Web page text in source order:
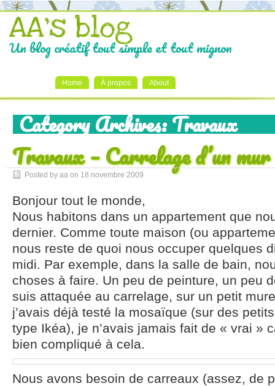
AA's blog
Un blog créatif tout simple et tout mignon
Home À propos About
Category Archives:Travaux
Travaux – Carrelage d’un mur
Posted by aa on 18 novembre 2009
Bonjour tout le monde,
Nous habitons dans un appartement que
dernier. Comme toute maison (ou
nous reste de quoi nous occuper quelques
midi. Par exemple, dans la salle de bain,
choses à faire. Un peu de peinture, un peu
suis attaquée au carrelage, sur un petit
j’avais déjà testé la mosaïque (sur des
type Ikéa), je n’avais jamais fait de « vrai »
bien compliqué à cela.
Nous avons besoin de carreaux (assez, de